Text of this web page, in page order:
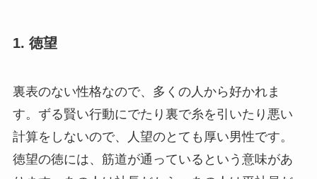
1. 徳望
裏表のない性格なので、多くの人から好かれま
す。ずる賢い行動にでたり裏で糸を引いたり悪い
計算をしないので、人望のとても厚い男性です。
徳望の徳には、筋道が通っているという意味があ